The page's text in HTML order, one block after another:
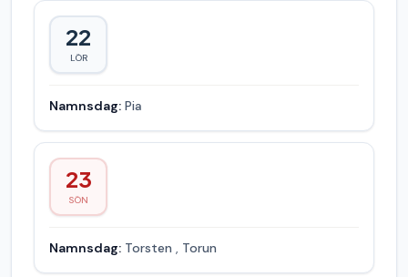
22
LÖR
Namnsdag: Pia
23
SÖN
Namnsdag: Torsten , Torun